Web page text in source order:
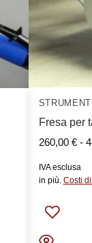
Fresa per
260,00 €-
IVA esclusa
in più. Costi